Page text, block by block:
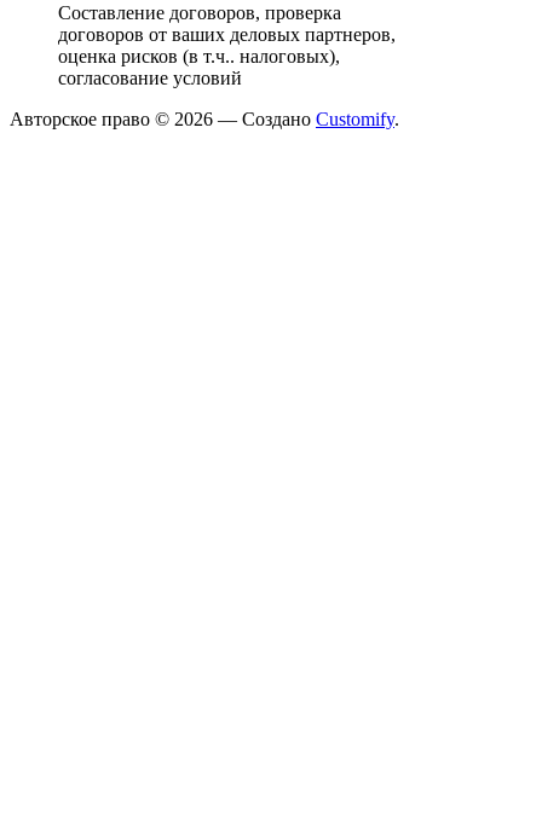
Составление договоров, проверка
договоров от ваших деловых партнеров,
оценка рисков (в т.ч.. налоговых),
согласование условий
Авторское право © 2026 — Создано Customify.